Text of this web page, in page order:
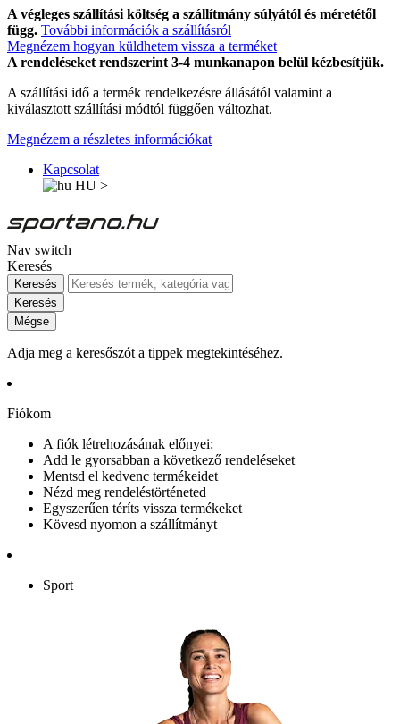
A végleges szállítási költség a szállítmány súlyától és méretétől
függ. További információk a szállításról
Megnézem hogyan küldhetem vissza a terméket
A rendeléseket rendszerint 3-4 munkanapon belül kézbesítjük.
A szállítási idő a termék rendelkezésre állásától valamint a
kiválasztott szállítási módtól függően változhat.
Megnézem a részletes információkat
Kapcsolat
HU >
Nav switch
Keresés
Keresés
Keresés
Mégse
Adja meg a keresőszót a tippek megtekintéséhez.
Fiókom
A fiók létrehozásának előnyei:
Add le gyorsabban a következő rendeléseket
Mentsd el kedvenc termékeidet
Nézd meg rendeléstörténeted
Egyszerűen téríts vissza termékeket
Kövesd nyomon a szállítmányt
Sport